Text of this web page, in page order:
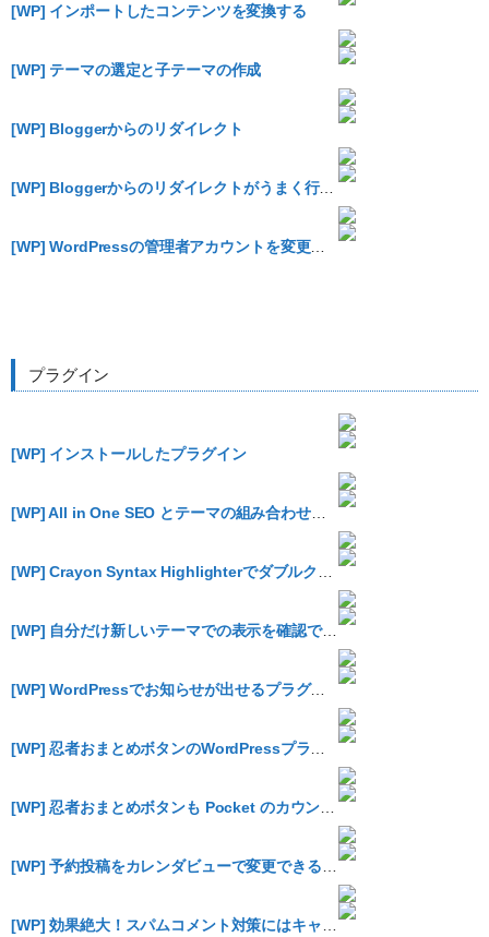
[WP] インポートしたコンテンツを変換する
[WP] テーマの選定と子テーマの作成
[WP] Bloggerからのリダイレクト
[WP] Bloggerからのリダイレクトがうまく行ってないところがあった
[WP] WordPressの管理者アカウントを変更する
プラグイン
[WP] インストールしたプラグイン
[WP] All in One SEO とテーマの組み合わせによってはタイトルにブログ名が重複する
[WP] 自分だけ新しいテーマでの表示を確認できる Theme Test Drive
[WP] WordPressでお知らせが出せるプラグインを入れてみた